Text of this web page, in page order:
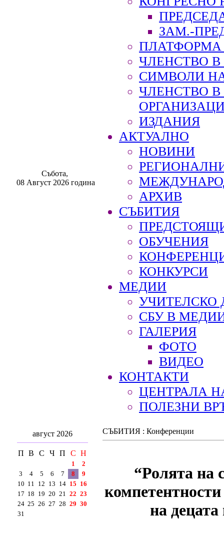
Събота,
08 Август 2026 година
ЗАМ.-
ПЛАТФОРМА
ЧЛЕНСТВО В
СИМВОЛИ
ЧЛЕНСТВО
ИЗДАНИЯ
АКТУАЛНО
НОВИНИ
АРХИВ
СЪБИТИЯ
ОБУЧЕНИЯ
КОНКУРСИ
МЕДИИ
УЧИТЕЛСКО
СБУ В
ГАЛЕРИЯ
ФОТО
ВИДЕО
КОНТАКТИ
ЦЕНТРАЛА
ПОЛЕЗНИ
август 2026
П В С Ч П С Н
1
2
3
4 5 6 7 8
9
10 11 12 13 14 15 16
17 18 19 20 21 22 23
24 25 26 27 28 29 30
31
СЪБИТИЯ : Конференции
“Ролята на
на